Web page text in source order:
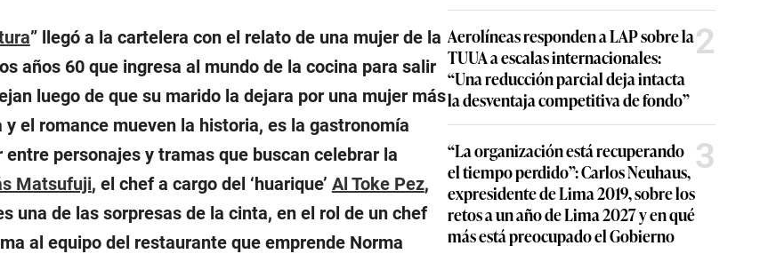
” llegó a la cartelera con el relato de una mujer de la
años 60 que ingresa al mundo de la cocina para salir
luego de que su marido la dejara por una mujer más
y el romance mueven la historia, es la gastronomía
personajes y tramas que buscan celebrar la
Matsufuji, el chef a cargo del ‘huarique’ Al Toke Pez,
una de las sorpresas de la cinta, en el rol de un chef
al equipo del restaurante que emprende Norma
Aerolíneas responden a LAP sobre la
TUUA a escalas internacionales:
“Una reducción parcial deja intacta
la desventaja competitiva de fondo”
2
“La organización está recuperando
el tiempo perdido”: Carlos Neuhaus,
expresidente de Lima 2019, sobre los
retos a un año de Lima 2027 y en qué
más está preocupado el Gobierno
3